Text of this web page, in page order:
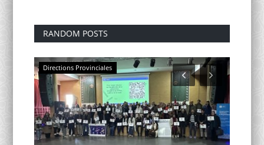
RANDOM POSTS
Directions Provinciales